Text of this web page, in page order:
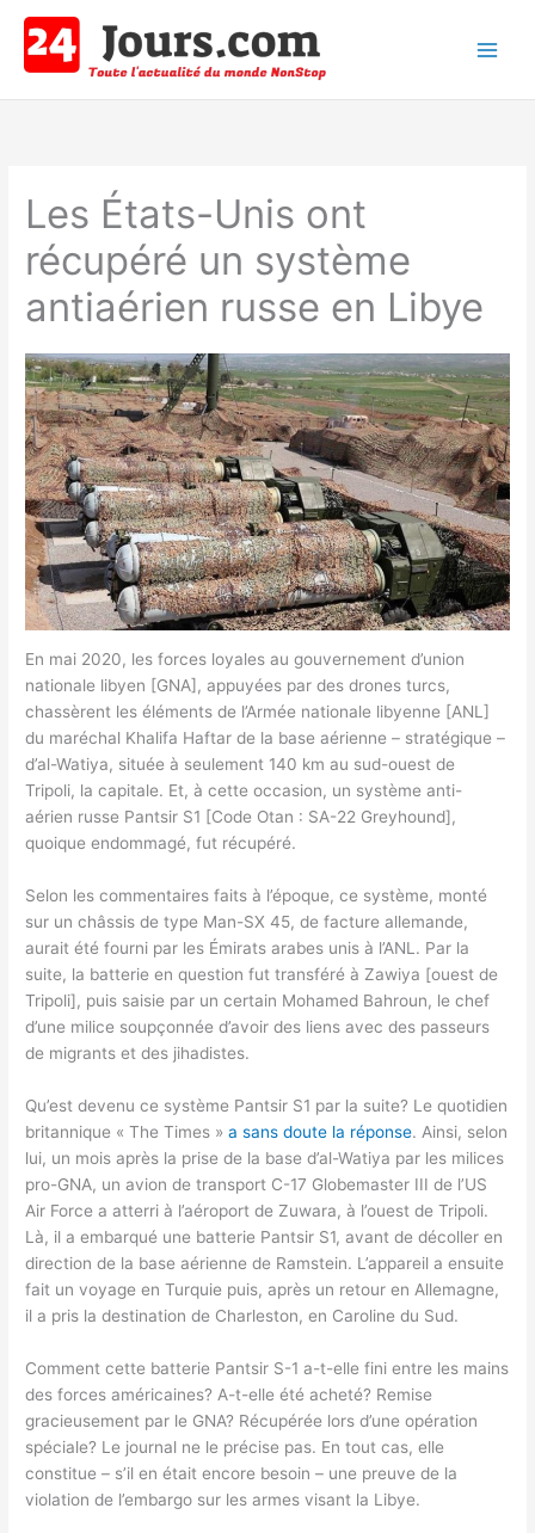
contenu
Les États-Unis ont
récupéré un système
antiaérien russe en Libye
En mai 2020, les forces loyales au gouvernement d’union
nationale libyen [GNA], appuyées par des drones turcs,
chassèrent les éléments de l’Armée nationale libyenne [ANL]
du maréchal Khalifa Haftar de la base aérienne – stratégique –
d’al-Watiya, située à seulement 140 km au sud-ouest de
Tripoli, la capitale. Et, à cette occasion, un système anti-
aérien russe Pantsir S1 [Code Otan : SA-22 Greyhound],
quoique endommagé, fut récupéré.
Selon les commentaires faits à l’époque, ce système, monté
sur un châssis de type Man-SX 45, de facture allemande,
aurait été fourni par les Émirats arabes unis à l’ANL. Par la
suite, la batterie en question fut transféré à Zawiya [ouest de
Tripoli], puis saisie par un certain Mohamed Bahroun, le chef
d’une milice soupçonnée d’avoir des liens avec des passeurs
de migrants et des jihadistes.
Qu’est devenu ce système Pantsir S1 par la suite? Le quotidien
britannique « The Times »a sans doute la réponse. Ainsi, selon
lui, un mois après la prise de la base d’al-Watiya par les milices
pro-GNA, un avion de transport C-17 Globemaster III de l’US
Air Force a atterri à l’aéroport de Zuwara, à l’ouest de Tripoli.
Là, il a embarqué une batterie Pantsir S1, avant de décoller en
direction de la base aérienne de Ramstein. L’appareil a ensuite
fait un voyage en Turquie puis, après un retour en Allemagne,
il a pris la destination de Charleston, en Caroline du Sud.
Comment cette batterie Pantsir S-1 a-t-elle fini entre les mains
des forces américaines? A-t-elle été acheté? Remise
gracieusement par le GNA? Récupérée lors d’une opération
spéciale? Le journal ne le précise pas. En tout cas, elle
constitue – s’il en était encore besoin – une preuve de la
violation de l’embargo sur les armes visant la Libye.